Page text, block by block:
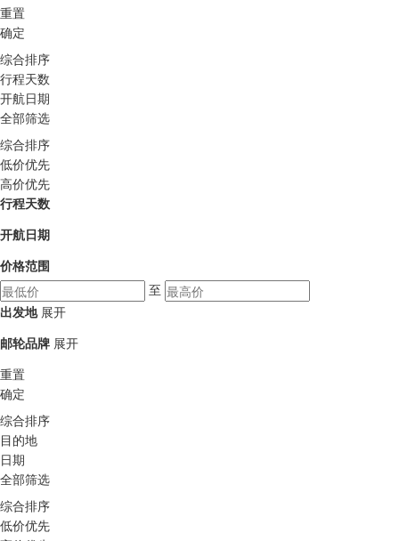
重置
确定
综合排序
行程天数
开航日期
全部筛选
综合排序
低价优先
高价优先
行程天数
开航日期
价格范围
至
出发地 展开
邮轮品牌 展开
重置
确定
综合排序
目的地
日期
全部筛选
综合排序
低价优先